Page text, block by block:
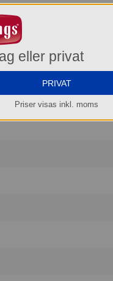
eller privat
PRIVAT
Priser visas inkl. moms